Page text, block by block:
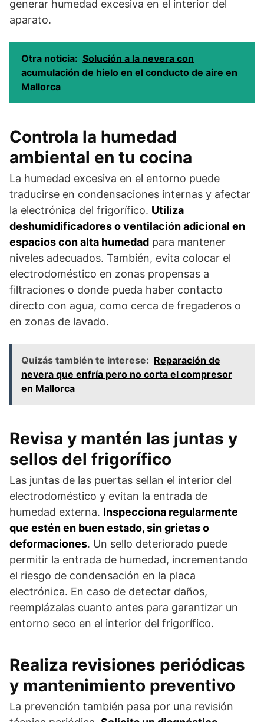
generar humedad excesiva en el interior del
aparato.
Otra noticia: Solución a la nevera con
acumulación de hielo en el conducto de aire en
Mallorca
Controla la humedad
ambiental en tu cocina
La humedad excesiva en el entorno puede
traducirse en condensaciones internas y afectar
la electrónica del frigorífico. Utiliza
deshumidificadores o ventilación adicional en
espacios con alta humedad para mantener
niveles adecuados. También, evita colocar el
electrodoméstico en zonas propensas a
filtraciones o donde pueda haber contacto
directo con agua, como cerca de fregaderos o
en zonas de lavado.
Quizás también te interese: Reparación de
nevera que enfría pero no corta el compresor
en Mallorca
Revisa y mantén las juntas y
sellos del frigorífico
Las juntas de las puertas sellan el interior del
electrodoméstico y evitan la entrada de
humedad externa. Inspecciona regularmente
que estén en buen estado, sin grietas o
deformaciones. Un sello deteriorado puede
permitir la entrada de humedad, incrementando
el riesgo de condensación en la placa
electrónica. En caso de detectar daños,
reemplázalas cuanto antes para garantizar un
entorno seco en el interior del frigorífico.
Realiza revisiones periódicas
y mantenimiento preventivo
La prevención también pasa por una revisión